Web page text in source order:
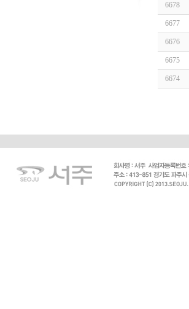
6678
6677
6676
6675
6674